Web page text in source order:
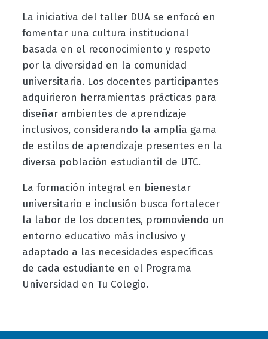
La iniciativa del taller DUA se enfocó en
fomentar una cultura institucional
basada en el reconocimiento y respeto
por la diversidad en la comunidad
universitaria. Los docentes participantes
adquirieron herramientas prácticas para
diseñar ambientes de aprendizaje
inclusivos, considerando la amplia gama
de estilos de aprendizaje presentes en la
diversa población estudiantil de UTC.
La formación integral en bienestar
universitario e inclusión busca fortalecer
la labor de los docentes, promoviendo un
entorno educativo más inclusivo y
adaptado a las necesidades específicas
de cada estudiante en el Programa
Universidad en Tu Colegio.